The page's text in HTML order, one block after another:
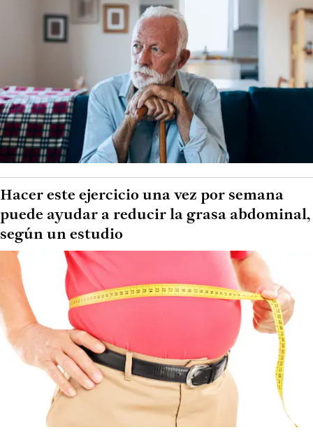
Hacer este ejercicio una vez por semana
puede ayudar a reducir la grasa abdominal,
según un estudio